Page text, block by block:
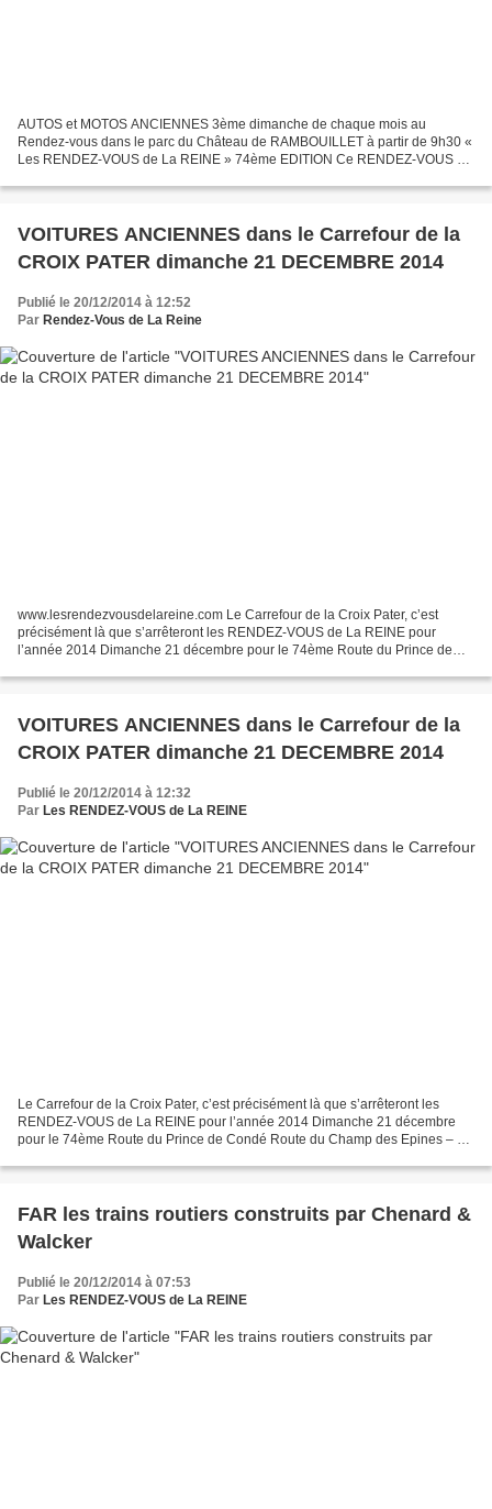
AUTOS et MOTOS ANCIENNES 3ème dimanche de chaque mois au
Rendez-vous dans le parc du Château de RAMBOUILLET à partir de 9h30 «
Les RENDEZ-VOUS de La REINE » 74ème EDITION Ce RENDEZ-VOUS de
VOITURES ANCIENNES dans le Carrefour de la
CROIX PATER dimanche 21 DECEMBRE 2014
Publié le 20/12/2014 à 12:52
Par Rendez-Vous de La Reine
www.lesrendezvousdelareine.com Le Carrefour de la Croix Pater, c’est
précisément là que s’arrêteront les RENDEZ-VOUS de La REINE pour
l’année 2014 Dimanche 21 décembre pour le 74ème Route du Prince de
VOITURES ANCIENNES dans le Carrefour de la
CROIX PATER dimanche 21 DECEMBRE 2014
Publié le 20/12/2014 à 12:32
Par Les RENDEZ-VOUS de La REINE
Le Carrefour de la Croix Pater, c’est précisément là que s’arrêteront les
RENDEZ-VOUS de La REINE pour l’année 2014 Dimanche 21 décembre
pour le 74ème Route du Prince de Condé Route du Champ des Epines – La
FAR les trains routiers construits par Chenard &
Walcker
Publié le 20/12/2014 à 07:53
Par Les RENDEZ-VOUS de La REINE